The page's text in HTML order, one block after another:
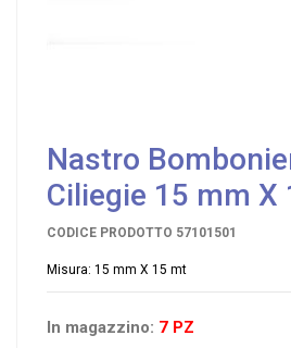
Nastro
Ciliegie 15 mm X
CODICE PRODOTTO 57101501
Misura: 15 mm X 15 mt
In magazzino: 7 PZ